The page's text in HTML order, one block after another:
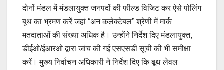
दोनों मंडल में मंडलायुक्त जनपदों की फील्ड विजिट कर ऐसे पोलिंग
बूथ का भ्रमण करें जहां “अन कलेक्टेबल” श्रेणी में मार्क
मतदाताओं की संख्या अधिक है। उन्होंने निर्देश दिए मंडलायुक्त,
डीईओ/ईआरओ द्वारा जांच की गई एसएसडी सूची की भी समीक्षा
करें। मुख्य निर्वाचन अधिकारी ने निर्देश दिए कि बूथ लेवल